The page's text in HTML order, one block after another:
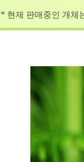
* 현제 판매중인 개체